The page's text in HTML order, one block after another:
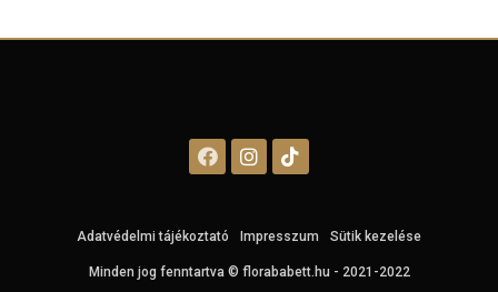
Adatvédelmi tájékoztató Impresszum Sütik kezelése
Minden jog fenntartva © florababett.hu - 2021-2022